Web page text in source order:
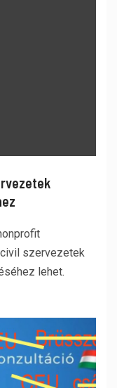
szervezetek
lehet.